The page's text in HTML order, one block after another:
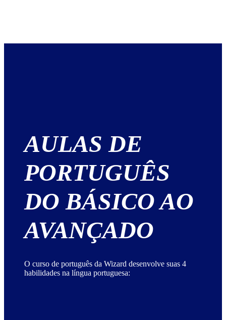
AULAS DE
PORTUGUÊS
DO BÁSICO AO
AVANÇADO
O curso de português da Wizard desenvolve suas 4
habilidades na língua portuguesa: